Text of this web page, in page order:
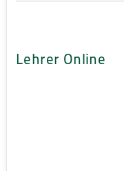
Lehrer Online